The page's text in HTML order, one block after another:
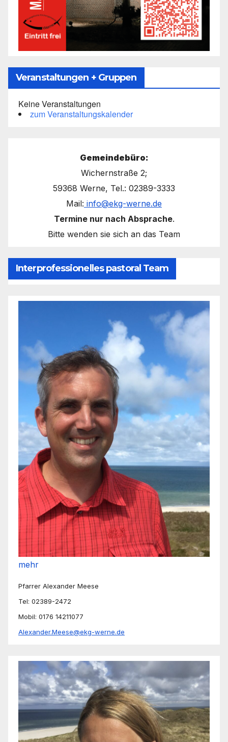
Veranstaltungen + Gruppen
Keine Veranstaltungen
zum Veranstaltungskalender
Gemeindebüro:
Wichernstraße 2;
59368 Werne, Tel.: 02389-3333
Mail: info@ekg-werne.de
Termine nur nach Absprache.
Bitte wenden sie sich an das Team
Interprofessionelles pastoral Team
mehr
Pfarrer Alexander Meese
Tel: 02389-2472
Mobil: 0176 14211077
Alexander.Meese@ekg-werne.de